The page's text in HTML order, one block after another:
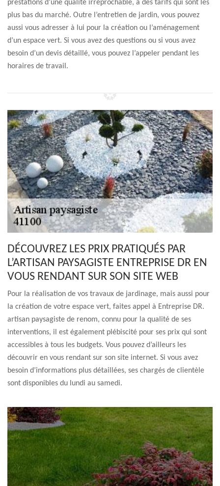
prestations d’une qualité irréprochable, à des tarifs qui sont les
plus bas du marché. Outre l’entretien de jardin, vous pouvez
aussi vous adresser à lui pour la création ou l’aménagement
d’un espace vert. Si vous avez des questions ou si vous avez
besoin d’un devis détaillé, vous pouvez l’appeler pendant les
horaires de travail.
DÉCOUVREZ LES PRIX PRATIQUÉS PAR
L’ARTISAN PAYSAGISTE ENTREPRISE DR EN
VOUS RENDANT SUR SON SITE WEB
Pour la réalisation de vos travaux de jardinage, mais aussi pour
la création de votre espace vert, faites appel à Entreprise DR.
artisan paysagiste de renom, connu pour la qualité de ses
interventions, il est également plébiscité pour ses prix qui sont
accessibles à tous les budgets. Vous pouvez d’ailleurs les
découvrir en vous rendant sur son site internet. Si vous avez
besoin d’informations plus détaillées, ses chargés de clientèle
sont disponibles du lundi au samedi.